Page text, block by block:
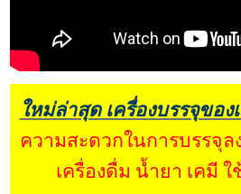
ใหม่ล่าสุด เครื่องบรรจุของ
ความสะดวกในการบรรจุล
เครื่องดื่ม น้ำยา เคมี ใ